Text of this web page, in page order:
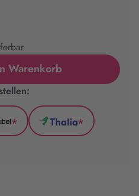
Warenkorb
*
Thalia
*